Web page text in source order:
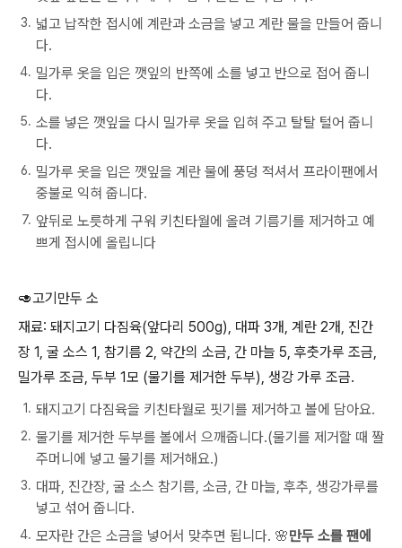
넓고 납작한 접시에 계란과 소금을 넣고 계란 물을 만들어 줍니
다.
밀가루 옷을 입은 깻잎의 반쪽에 소를 넣고 반으로 접어 줍니
다.
소를 넣은 깻잎을 다시 밀가루 옷을 입혀 주고 탈탈 털어 줍니
다.
밀가루 옷을 입은 깻잎을 계란 물에 풍덩 적셔서 프라이팬에서
중불로 익혀 줍니다.
앞뒤로 노릇하게 구워 키친타월에 올려 기름기를 제거하고 예
쁘게 접시에 올립니다
🥑고기만두 소
재료: 돼지고기 다짐육(앞다리 500g), 대파 3개, 계란 2개, 진간
장 1, 굴 소스 1, 참기름 2, 약간의 소금, 간 마늘 5, 후춧가루 조금,
밀가루 조금, 두부 1모 (물기를 제거한 두부), 생강 가루 조금.
돼지고기 다짐육을 키친타월로 핏기를 제거하고 볼에 담아요.
물기를 제거한 두부를 볼에서 으깨줍니다.(물기를 제거할 때 짤
주머니에 넣고 물기를 제거해요.)
대파, 진간장, 굴 소스 참기름, 소금, 간 마늘, 후추, 생강가루를
넣고 섞어 줍니다.
모자란 간은 소금을 넣어서 맞추면 됩니다. 🌸만두 소를 팬에